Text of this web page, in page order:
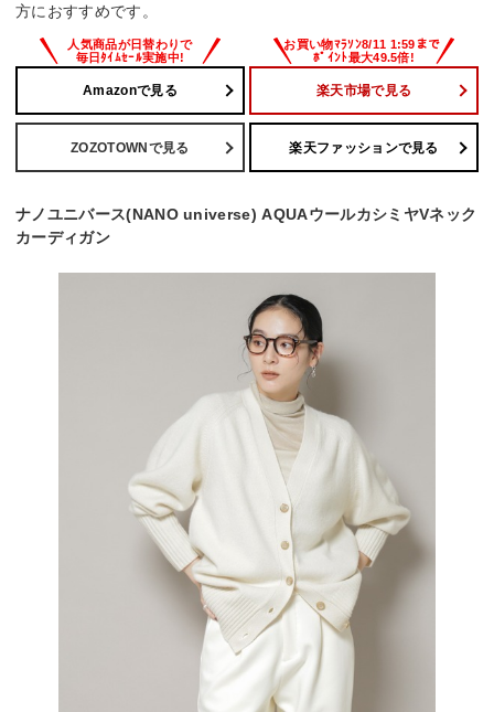
方におすすめです。
Amazonで見る 楽天市場で見る
ZOZOTOWNで見る 楽天ファッションで見る
ナノユニバース(NANO universe) AQUAウールカシミヤVネック
カーディガン